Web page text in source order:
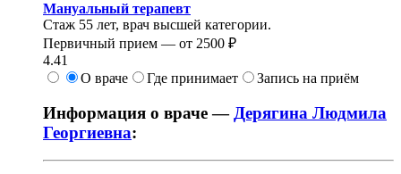
Мануальный терапевт
Стаж 55 лет, врач высшей категории.
Первичный прием — от 2500 ₽
4.41
О враче
Где принимает Запись на приём
Информация о враче — Дерягина Людмила
Георгиевна: